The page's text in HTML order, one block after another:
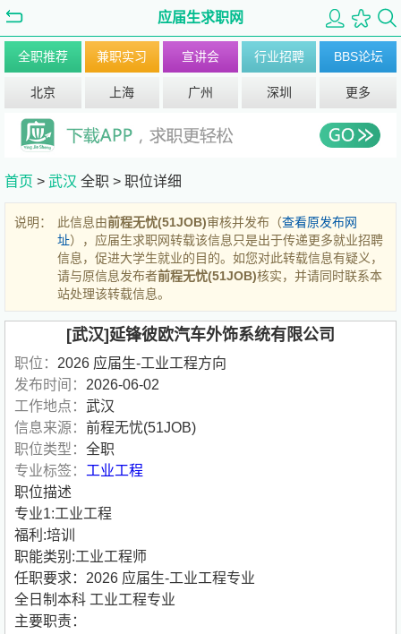
应届生求职网
全职推荐 兼职实习 宣讲会 行业招聘 BBS论坛
北京 上海 广州 深圳 更多
首页 > 武汉 全职 > 职位详细
说明： 此信息由前程无忧(51JOB)审核并发布（查看原发布网
址），应届生求职网转载该信息只是出于传递更多就业招聘
信息，促进大学生就业的目的。如您对此转载信息有疑义，
请与原信息发布者前程无忧(51JOB)核实，并请同时联系本
站处理该转载信息。
[武汉]延锋彼欧汽车外饰系统有限公司
职位： 2026 应届生-工业工程方向
发布时间： 2026-06-02
工作地点： 武汉
信息来源： 前程无忧(51JOB)
职位类型： 全职
专业标签： 工业工程
职位描述
专业1:工业工程
福利:培训
职能类别:工业工程师
任职要求：2026 应届生-工业工程专业
全日制本科 工业工程专业
主要职责：